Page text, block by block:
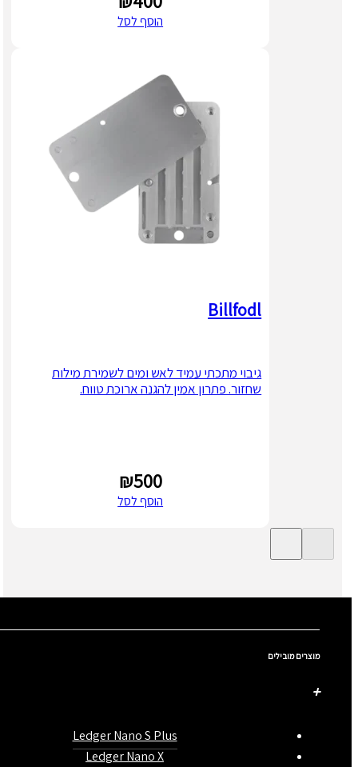
הוסף לסל
Billfodl
גיבוי מתכתי עמיד לאש ומים לשמירת מילות
שחזור. פתרון אמין להגנה ארוכת טווח.
₪500
הוסף לסל
מוצרים מובילים
Ledger Nano S Plus
Ledger Nano X